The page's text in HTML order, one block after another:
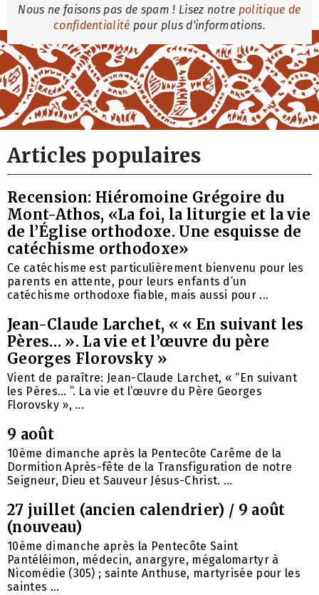
Nous ne faisons pas de spam ! Lisez notre politique de
confidentialité pour plus d'informations.
Articles populaires
Recension: Hiéromoine Grégoire du
Mont-Athos, «La foi, la liturgie et la vie
de l’Église orthodoxe. Une esquisse de
catéchisme orthodoxe»
Ce catéchisme est particulièrement bienvenu pour les
parents en attente, pour leurs enfants d’un
catéchisme orthodoxe fiable, mais aussi pour ...
Jean-Claude Larchet, « « En suivant les
Pères… ». La vie et l’œuvre du père
Georges Florovsky »
Vient de paraître: Jean-Claude Larchet, « “En suivant
les Pères… ”. La vie et l’œuvre du Père Georges
Florovsky », ...
9 août
10ème dimanche après la Pentecôte Carême de la
Dormition Après-fête de la Transfiguration de notre
Seigneur, Dieu et Sauveur Jésus-Christ. ...
27 juillet (ancien calendrier) / 9 août
(nouveau)
10ème dimanche après la Pentecôte Saint
Pantéléimon, médecin, anargyre, mégalomartyr à
Nicomédie (305) ; sainte Anthuse, martyrisée pour les
saintes ...